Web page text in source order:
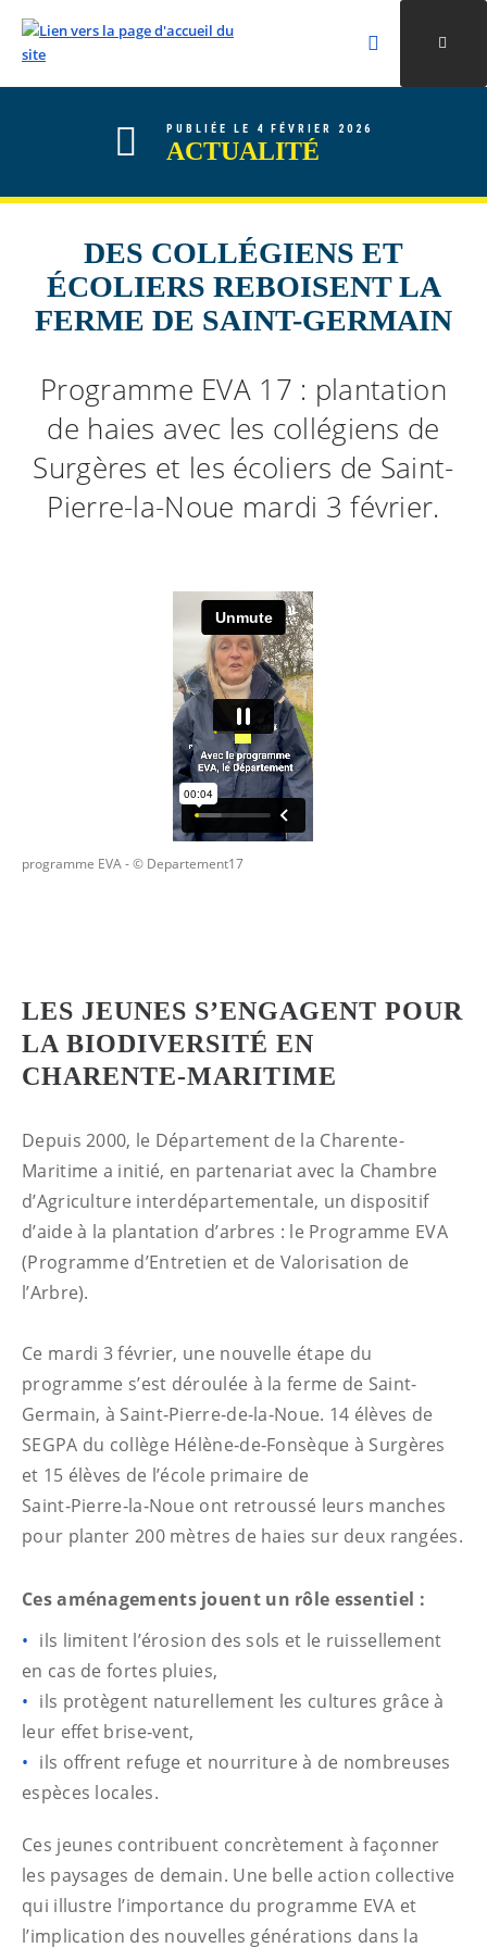
ALLER AU CONTENU
ALLER AU MENU
ALLER À LA RECHERCHE
Rechercher
Valider la
PUBLIÉE LE 4 FÉVRIER 2026
ACTUALITÉ
DES COLLÉGIENS ET
ÉCOLIERS REBOISENT LA
FERME DE SAINT-GERMAIN
Programme EVA 17 : plantation
de haies avec les collégiens de
Surgères et les écoliers de Saint-
Pierre-la-Noue mardi 3 février.
programme EVA- © Departement17
LES JEUNES S’ENGAGENT POUR
LA BIODIVERSITÉ EN
CHARENTE-MARITIME
Depuis 2000, le Département de la Charente-
Maritime a initié, en partenariat avec la Chambre
d’Agriculture interdépartementale, un dispositif
d’aide à la plantation d’arbres : le Programme EVA
(Programme d’Entretien et de Valorisation de
l’Arbre).
Ce mardi 3 février, une nouvelle étape du
programme s’est déroulée à la ferme de Saint-
Germain, à Saint‑Pierre‑de‑la‑Noue. 14 élèves de
SEGPA du collège Hélène‑de‑Fonsèque à Surgères
et 15 élèves de l’école primaire de
Saint‑Pierre‑la‑Noue ont retroussé leurs manches
pour planter 200 mètres de haies sur deux rangées.
Ces aménagements jouent un rôle essentiel :
ils limitent l’érosion des sols et le ruissellement
en cas de fortes pluies,
ils protègent naturellement les cultures grâce à
leur effet brise‑vent,
ils offrent refuge et nourriture à de nombreuses
espèces locales.
Ces jeunes contribuent concrètement à façonner
les paysages de demain. Une belle action collective
qui illustre l’importance du programme EVA et
l’implication des nouvelles générations dans la